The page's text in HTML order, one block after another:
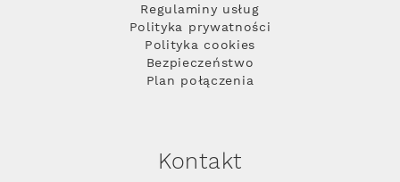
Regulaminy usług
Polityka prywatności
Polityka cookies
Bezpieczeństwo
Plan połączenia
Kontakt